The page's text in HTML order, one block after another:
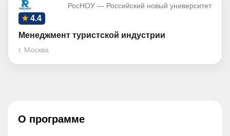
РосНОУ — Российский новый университет
4.4
Менеджмент туристской индустрии
г. Москва
О программе